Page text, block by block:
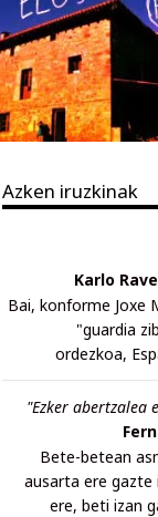
Azken iruzkinak
Karlo
Bai, konforme Joxe
"guardia
ordezkoa,
"Ezker abertzalea
Bete-betean
ausarta ere gazte
ere, beti izan